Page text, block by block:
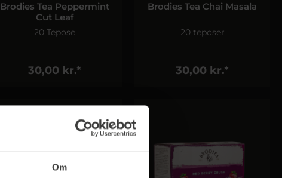
Om
Brodies Tea Peppermint
Cut Leaf
20 Tepose
30,00 kr.*
Brodies Tea Chai Masala
20 teposer
30,00 kr.*